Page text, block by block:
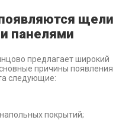
щели
панелями
предлагает широкий
причины появления
следующие:
покрытий;